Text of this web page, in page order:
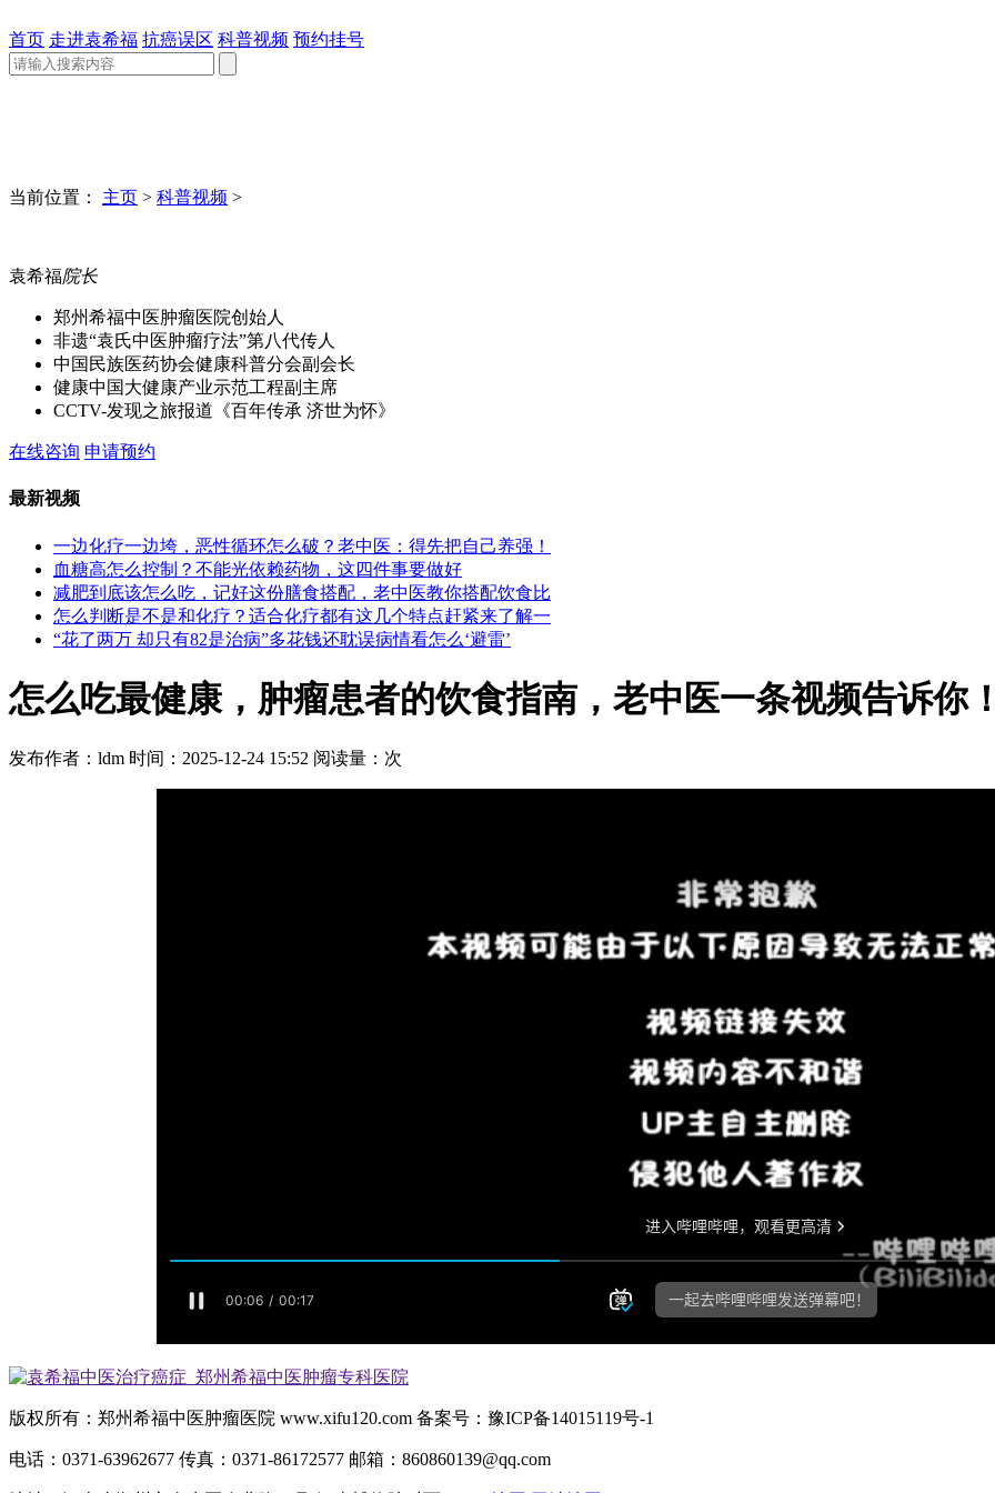
首页 走进袁希福 抗癌误区 科普视频 预约挂号
当前位置： 主页 > 科普视频 >
袁希福院长
郑州希福中医肿瘤医院创始人
非遗“袁氏中医肿瘤疗法”第八代传人
中国民族医药协会健康科普分会副会长
健康中国大健康产业示范工程副主席
CCTV-发现之旅报道《百年传承 济世为怀》
在线咨询 申请预约
最新视频
一边化疗一边垮，恶性循环怎么破？老中医：得先把自己养强！
血糖高怎么控制？不能光依赖药物，这四件事要做好
减肥到底该怎么吃，记好这份膳食搭配，老中医教你搭配饮食比
怎么判断是不是和化疗？适合化疗都有这几个特点赶紧来了解一
“花了两万 却只有82是治病”多花钱还耽误病情看怎么‘避雷’
怎么吃最健康，肿瘤患者的饮食指南，老中医一条视频告诉你
发布作者：ldm 时间：2025-12-24 15:52 阅读量： 次
版权所有：郑州希福中医肿瘤医院 www.xifu120.com 备案号：豫ICP备14015119号-1
电话：0371-63962677 传真：0371-86172577 邮箱： 860860139@qq.com